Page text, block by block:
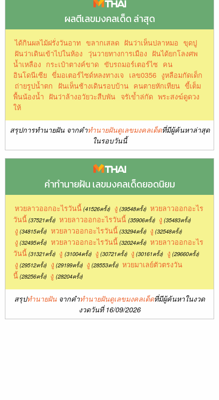
ผลตีเลขมงคลเด็ด ล่าสุด
ได้กินผลไม้ฝรั่งวันอาท ขลากเสลด ฝันว่าเห็นปลาหมอ ขุดปู
ฝันว่าเดินเข้าไปในห้อง
วุ่นวายทางการเมือง ฝันได้ยกโลงศพ
น้ำเหลือง กระเป๋าตางค์ขาด ขับรถมอร์เตอร์ไซ คน
อินโดนีเซีย ขี่มอเตอร์ไซด์หลงทางเจ เลข0356 งูหลือมกัดเด็ก
ถ่ายรูปน้ำตก
ฝันเห็นช้างเดินรอบบ้าน คนตายหักเทียน ขี้เต็ม
พื้นน้องน้ำ ฝันว่าล้างอวัยวะสืบพัน จรัเข้ำล่กัด พระสงฆ์ดูดวง
ให้
สรุปการทำนายฝัน จากคำทำนายฝันดูเลขมงคลเด็ดที่มีผู้ค้นหาล่าสุด
ในรอบวันนี้
คำทำนายฝัน เลขมงคลเด็ดยอดนิยม
หวยลาวออกอะไรวันนี้ (41526ครั้ง) งู (39548ครั้ง) หวยลาวออกอะไร
วันนี้(37521ครั้ง) หวยลาวออกอะไรวันนี้ (35906ครั้ง) งู (35483ครั้ง)
งู (34815ครั้ง) หวยลาวออกอะไรวันนี้ (33294ครั้ง) งู (32548ครั้ง)
งู (32495ครั้ง) หวยลาวออกอะไรวันนี้ (32024ครั้ง) หวยลาวออกอะไร
วันนี้(31321ครั้ง) งู (31004ครั้ง) งู (30721ครั้ง) งู (30161ครั้ง) งู (29660ครั้ง)
งู (29512ครั้ง) งู (29199ครั้ง) งู (28553ครั้ง) หวยมาเลย์ตัวตรงวัน
นี้(28256ครั้ง) งู (28204ครั้ง)
สรุปทำนายฝัน จากคำทำนายฝันดูเลขมงคลเด็ดที่มีผู้ค้นหาในงวด
งวดวันที่ 16/09/2026